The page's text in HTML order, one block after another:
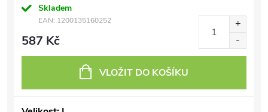
Skladem
EAN: 1200135160252
587 Kč
VLOŽIT DO KOŠÍKU